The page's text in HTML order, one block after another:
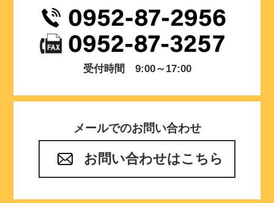
受付時間 9:00～17:00
メールでのお問い合わせ
お問い合わせはこちら